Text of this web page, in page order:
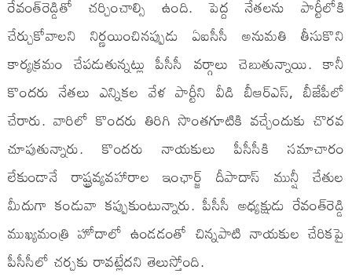
రేవంత్‌రెడ్డితో చర్చించాల్సి ఉంది. పెద్ద నేతలను పార్టీలోకి
చేర్చుకోవాలని నిర్ణయించినప్పుడు ఏఐసీసీ అనుమతి తీసుకొని
కార్యక్రమం చేపడుతున్నట్లు పీసీసీ వర్గాలు చెబుతున్నాయి. కానీ
కొందరు నేతలు ఎన్నికల వేళ పార్టీని వీడి బీఆర్ఎస్‌, బీజేపీలో
చేరారు. వారిలో కొందరు తిరిగి సొంతగూటికి వచ్చేందుకు చొరవ
చూపుతున్నారు. కొందరు నాయకులు పీసీసీకి సమాచారం
లేకుండానే రాష్ట్రవ్యవహారాల ఇంఛార్జ్‌ దీపాదాస్‌ మున్షీ చేతుల
మీదుగా కండువా కప్పుకుంటున్నారు. పీసీసీ అధ్యక్షుడు రేవంత్‌రెడ్డి
ముఖ్యమంత్రి హోదాలో ఉండడంతో చిన్నపాటి నాయకుల చేరికపై
పీసీసీలో చర్చకు రావట్లేదని తెలుస్తోంది.